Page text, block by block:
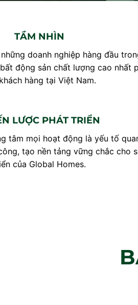
TẦM NHÌN
doanh nghiệp hàng đầu
động sản chất lượng cao nhất
hàng tại Việt Nam.
LƯỢC PHÁT TRIỂN
tâm mọi hoạt động là yếu tố
tạo nền tảng vững chắc cho
của Global Homes.